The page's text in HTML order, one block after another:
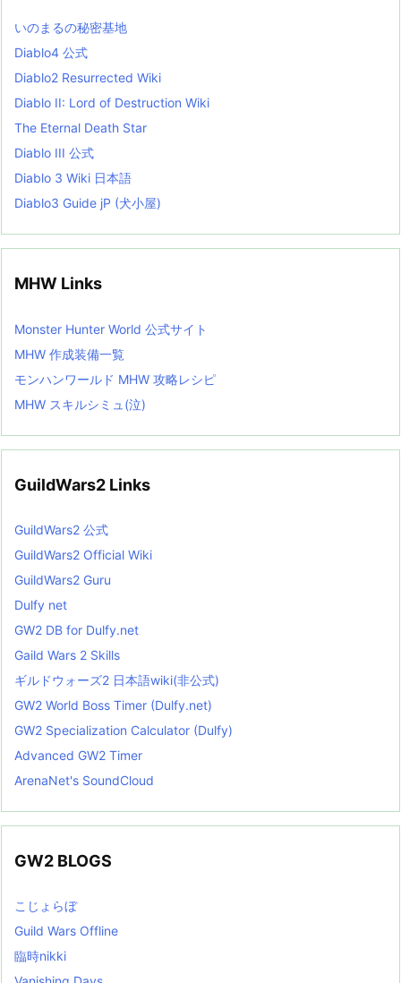
i
s
t
いのまるの秘密基地
Diablo4 公式
Diablo2 Resurrected Wiki
Diablo II: Lord of Destruction Wiki
The Eternal Death Star
Diablo III 公式
Diablo 3 Wiki 日本語
Diablo3 Guide jP (犬小屋)
MHW Links
Monster Hunter World 公式サイト
MHW 作成装備一覧
モンハンワールド MHW 攻略レシピ
MHW スキルシミュ(泣)
GuildWars2 Links
GuildWars2 公式
GuildWars2 Official Wiki
GuildWars2 Guru
Dulfy net
GW2 DB for Dulfy.net
Gaild Wars 2 Skills
ギルドウォーズ2 日本語wiki(非公式)
GW2 World Boss Timer (Dulfy.net)
GW2 Specialization Calculator (Dulfy)
Advanced GW2 Timer
ArenaNet's SoundCloud
GW2 BLOGS
こじょらぼ
Guild Wars Offline
臨時nikki